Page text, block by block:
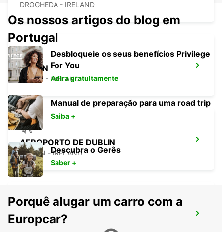
DROGHEDA - IRELAND
NAVAN
NAVAN - IRELAND
AEROPORTO DE DUBLIN
DUBLIN - IRELAND
DUBLIN NORTE
DUBLIN - IRELAND
Os nossos artigos do blog em
Portugal
Desbloqueie os seus benefícios Privilege
For You
Adira gratuitamente
Manual de preparação para uma road trip
Saiba +
Descubra o Gerês
Saber +
Porquê alugar um carro com a
Europcar?